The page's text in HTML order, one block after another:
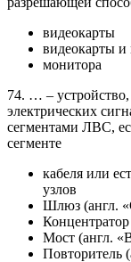
видеокарты
видеокарты и
монитора
74. … – устройство,
электрических
сегментами ЛВС,
сегменте
кабеля или
узлов
Шлюз (англ.
Мост (англ.
Повторитель